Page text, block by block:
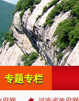
专题专栏